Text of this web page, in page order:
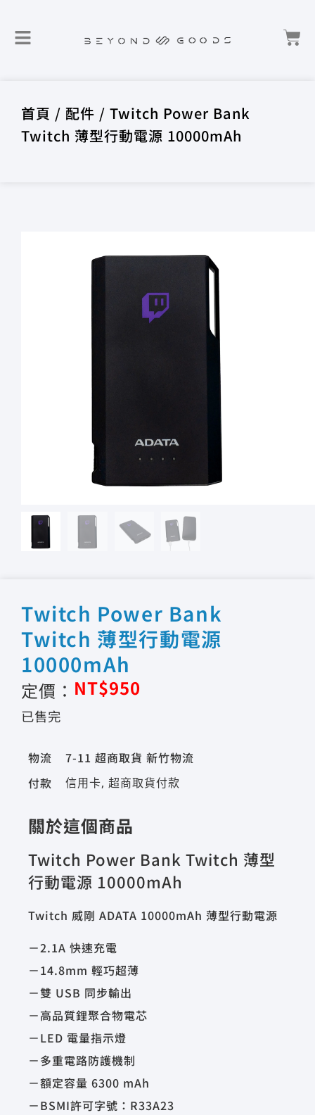
首頁 / 配件 / Twitch Power Bank
Twitch 薄型行動電源 10000mAh
Twitch Power Bank
Twitch 薄型行動電源
10000mAh
定價： NT$950
已售完
物流
7-11 超商取貨 新竹物流
付款
信用卡, 超商取貨付款
關於這個商品
Twitch Power Bank Twitch 薄型
行動電源 10000mAh
Twitch 威剛 ADATA 10000mAh 薄型行動電源
－2.1A 快速充電
－14.8mm 輕巧超薄
－雙 USB 同步輸出
－高品質鋰聚合物電芯
－LED 電量指示燈
－多重電路防護機制
－額定容量 6300 mAh
－BSMI許可字號：R33A23